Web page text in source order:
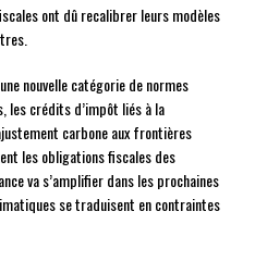
ont dû recalibrer leurs modèles
nouvelle catégorie de normes
les crédits d’impôt liés à la
carbone aux frontières
les obligations fiscales des
va s’amplifier dans les prochaines
se traduisent en contraintes